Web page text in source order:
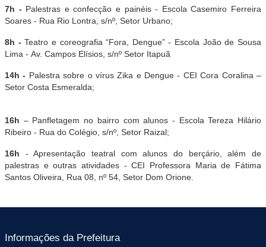
7h - Palestras e confecção e painéis - Escola Casemiro Ferreira
Soares - Rua Rio Lontra, s/nº, Setor Urbano;
8h - Teatro e coreografia “Fora, Dengue” - Escola João de Sousa
Lima - Av. Campos Elísios, s/nº Setor Itapuã
14h - Palestra sobre o vírus Zika e Dengue - CEI Cora Coralina –
Setor Costa Esmeralda;
16h – Panfletagem no bairro com alunos - Escola Tereza Hilário
Ribeiro - Rua do Colégio, s/nº, Setor Raizal;
16h - Apresentação teatral com alunos do berçário, além de
palestras e outras atividades - CEI Professora Maria de Fátima
Santos Oliveira, Rua 08, nº 54, Setor Dom Orione.
Informações da Prefeitura